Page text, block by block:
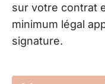
sur votre contrat
minimum légal
signature.